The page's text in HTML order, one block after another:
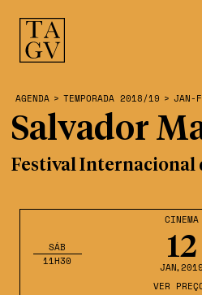
CINEMA
12
JAN,2019
SÁB
11H30
VER
AGENDA > TEMPORADA 2018/19 > JAN-
Salvador
Festival Internacional